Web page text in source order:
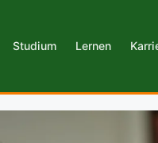
Studium Lernen